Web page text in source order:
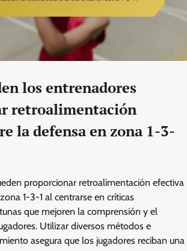
los entrenadores
retroalimentación
la defensa en zona 1-3-
proporcionar retroalimentación efectiva
1-3-1 al centrarse en críticas
que mejoren la comprensión y el
Utilizar diversos métodos e
asegura que los jugadores reciban una